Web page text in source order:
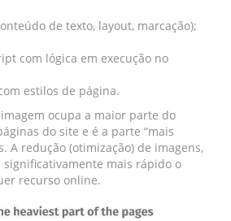
de texto, layout, marcação);
com lógica em execução no
estilos de página.
ocupa a maior parte do
do site e é a parte “mais
A redução (otimização) de imagens,
mais rápido o
recurso online.